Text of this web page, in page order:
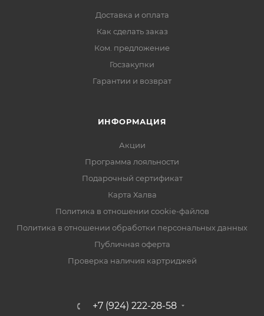
Доставка и оплата
Как сделать заказ
Ком. предложение
Госзакупки
Гарантии и возврат
ИНФОРМАЦИЯ
Акции
Программа лояльности
Подарочный сертификат
Карта Халва
Политика в отношении cookie-файлов
Политика в отношении обработки персональных данных
Публичная оферта
Проверка наличия картриджей
+7 (924) 222-28-58